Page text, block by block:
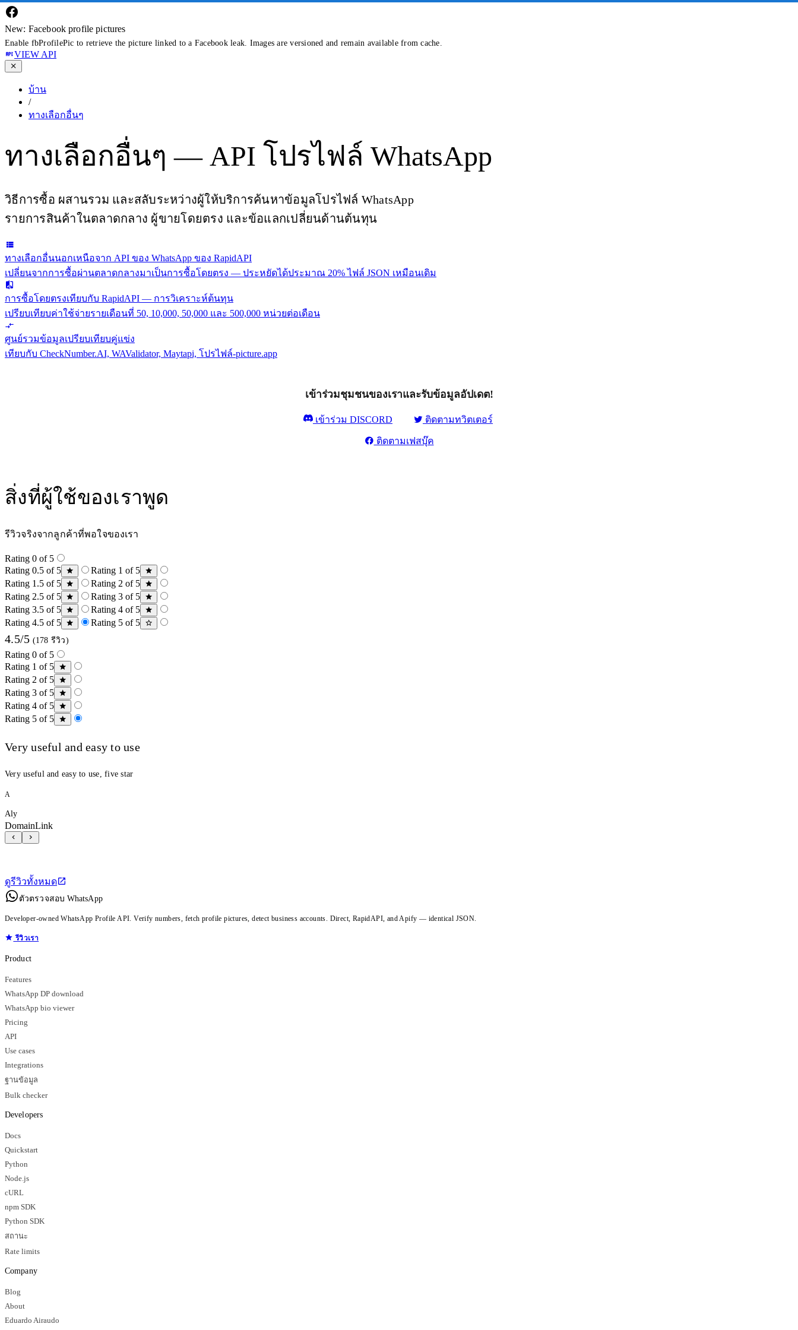
New: Facebook profile pictures
Enable fbProfilePic to retrieve the picture linked to a Facebook leak. Images are versioned and remain available from cache.
VIEW API
บ้าน
/
ทางเลือกอื่นๆ
ทางเลือกอื่นๆ — API โปรไฟล์ WhatsApp
วิธีการซื้อ ผสานรวม และสลับระหว่างผู้ให้บริการค้นหาข้อมูลโปรไฟล์ WhatsApp
รายการสินค้าในตลาดกลาง ผู้ขายโดยตรง และข้อแลกเปลี่ยนด้านต้นทุน
ทางเลือกอื่นนอกเหนือจาก API ของ WhatsApp ของ RapidAPI
เปลี่ยนจากการซื้อผ่านตลาดกลางมาเป็นการซื้อโดยตรง — ประหยัดได้ประมาณ 20% ไฟล์ JSON เหมือนเดิม
การซื้อโดยตรงเทียบกับ RapidAPI — การวิเคราะห์ต้นทุน
เปรียบเทียบค่าใช้จ่ายรายเดือนที่ 50, 10,000, 50,000 และ 500,000 หน่วยต่อเดือน
ศูนย์รวมข้อมูลเปรียบเทียบคู่แข่ง
เทียบกับ CheckNumber.AI, WAValidator, Maytapi, โปรไฟล์-picture.app
เข้าร่วมชุมชนของเราและรับข้อมูลอัปเดต!
เข้าร่วม DISCORD ติดตามทวิตเตอร์
ติดตามเฟสบุ๊ค
สิ่งที่ผู้ใช้ของเราพูด
รีวิวจริงจากลูกค้าที่พอใจของเรา
Rating 0 of 5
Rating 0.5 of 5
Rating 1 of 5
Rating 1.5 of 5
Rating 2 of 5
Rating 2.5 of 5
Rating 3 of 5
Rating 3.5 of 5
Rating 4 of 5
Rating 4.5 of 5
Rating 5 of 5
4.5/5 (178 รีวิว)
Rating 0 of 5
Rating 1 of 5
Rating 2 of 5
Rating 3 of 5
Rating 4 of 5
Rating 5 of 5
Very useful and easy to use
Very useful and easy to use, five star
A
Aly
DomainLink
ดูรีวิวทั้งหมด
ตัวตรวจสอบ WhatsApp
Developer-owned WhatsApp Profile API. Verify numbers, fetch profile pictures, detect business accounts. Direct, RapidAPI, and Apify — identical JSON.
รีวิวเรา
Product
Features
WhatsApp DP download
WhatsApp bio viewer
Pricing
API
Use cases
Integrations
ฐานข้อมูล
Bulk checker
Developers
Docs
Quickstart
Python
Node.js
cURL
npm SDK
Python SDK
สถานะ
Rate limits
Company
Blog
About
Eduardo Airaudo